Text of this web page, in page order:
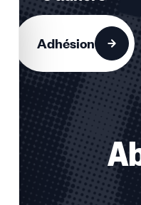
Masquer le
Adhésion